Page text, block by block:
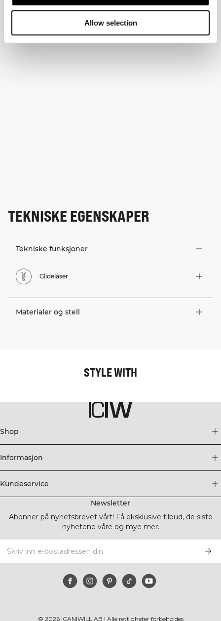
Allow selection
TEKNISKE EGENSKAPER
Tekniske funksjoner
Glidelåser
Materialer og stell
STYLE WITH
Shop
Informasjon
Kundeservice
Newsletter
Abonner på nyhetsbrevet vårt! Få eksklusive tilbud, de siste
nyhetene våre og mye mer.
© 2026ICANIWILL AB | Alle rettigheter forbeholdes